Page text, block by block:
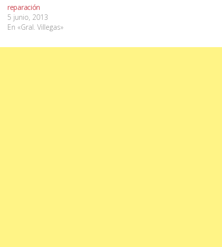
reparación
5 junio, 2013
En «Gral. Villegas»